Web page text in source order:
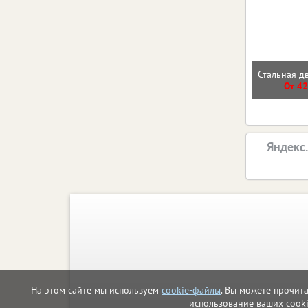
На этом сайте мы используем cookie-файлы. Вы можете
использование ваших
Стальная
От